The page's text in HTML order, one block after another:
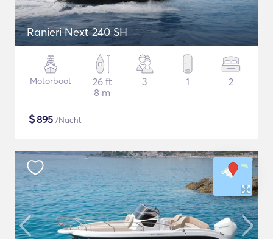
Ranieri Next 240 SH
Motorboot
26 ft
8 m
3 1 2
$895 /Nacht